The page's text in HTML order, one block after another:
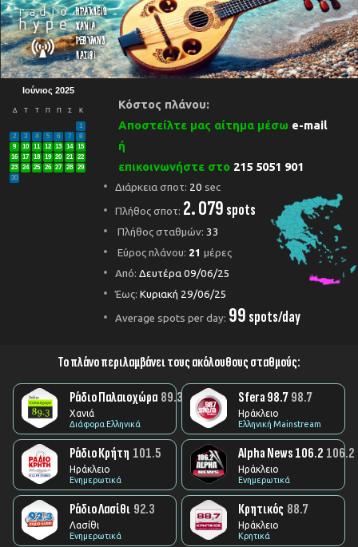
Ιούνιος 2025
Δ Τ Τ Π Π Σ Κ
1
2
3 4 5 6 7
8
9
10 11 12 13 14
15
16
17 18 19 20 21
22
23
24 25 26 27 28
29
30
Κόστος πλάνου:
Αποστείλτε μας αίτημα μέσω e-mail
ή
επικοινωνήστε στο 215 5051 901
Διάρκεια σποτ: 20 sec
Πλήθος σποτ: 2. 079 spots
Πλήθος σταθμών: 33
Εύρος πλάνου: 21 μέρες
Από: Δευτέρα 09/06/25
Έως: Κυριακή 29/06/25
Average spots per day: 99 spots/day
Το πλάνο περιλαμβάνει τους ακόλουθους σταθμούς:
Ράδιο Παλαιοχώρα 89.3
Χανιά
Διάφορα Ελληνικά
Sfera 98.7 98.7
Ηράκλειο
Ελληνική Mainstream
Ράδιο Κρήτη 101.5
Ηράκλειο
Ενημερωτικά
Alpha News 106.2 106.2
Ηράκλειο
Ενημερωτικά
Ράδιο Λασίθι 92.3
Λασίθι
Ενημερωτικά
Κρητικός 88.7
Ηράκλειο
Κρητικά